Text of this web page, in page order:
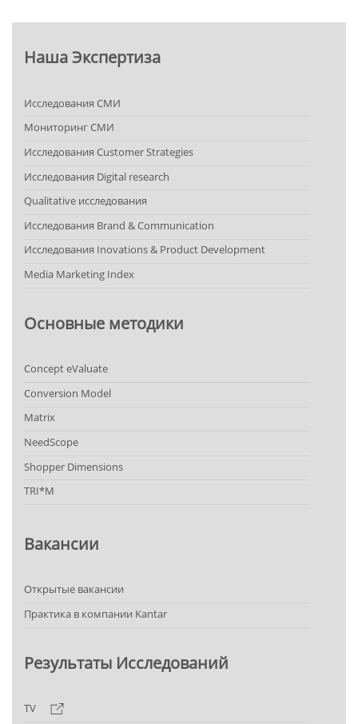
Наша Экспертиза
Исследования СМИ
Мониторинг СМИ
Исследования Customer Strategies
Исследования Digital research
Qualitative исследования
Исследования Brand & Communication
Исследования Inovations & Product Development
Media Marketing Index
Основные методики
Concept eValuate
Conversion Model
Matrix
NeedScope
Shopper Dimensions
TRI*M
Вакансии
Открытые вакансии
Практика в компании Kantar
Результаты Исследований
TV